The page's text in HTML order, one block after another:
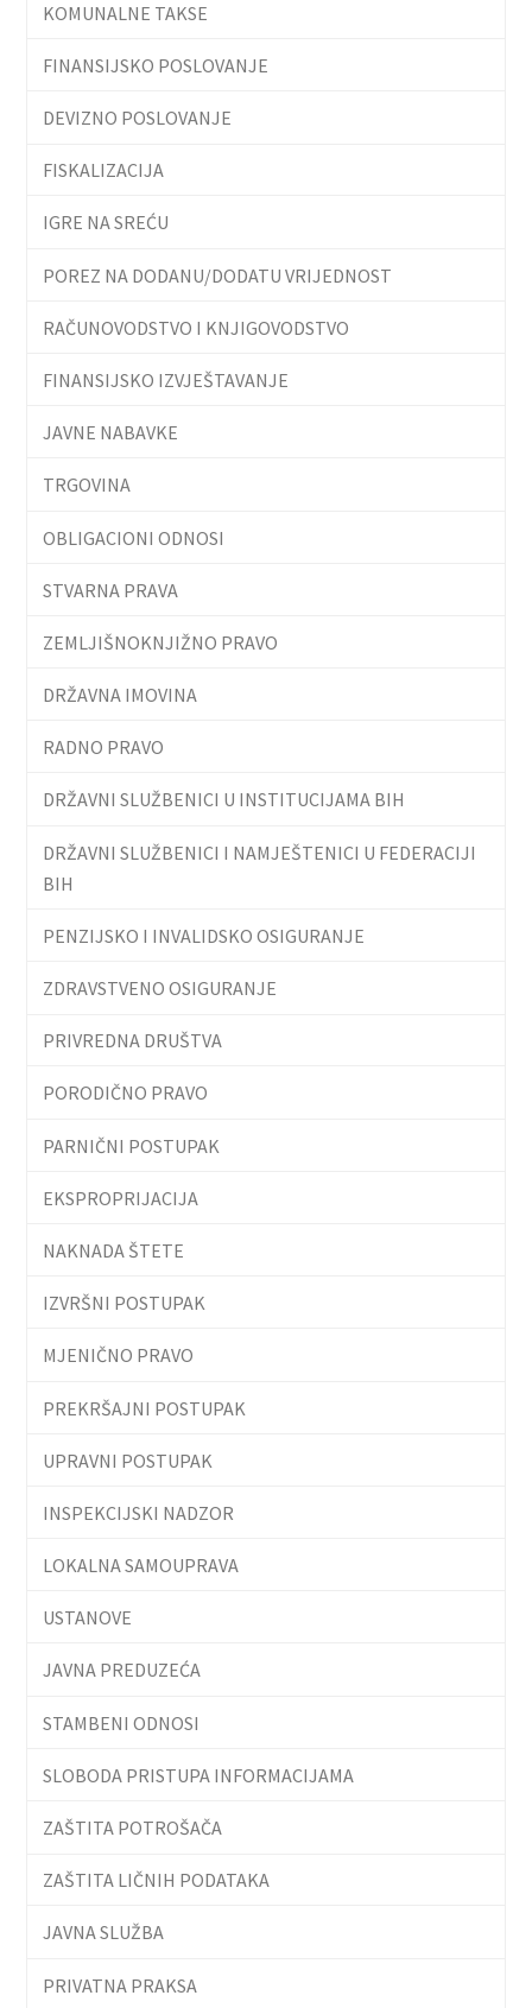
KOMUNALNE TAKSE
FINANSIJSKO POSLOVANJE
DEVIZNO POSLOVANJE
FISKALIZACIJA
IGRE NA SREĆU
POREZ NA DODANU/DODATU VRIJEDNOST
RAČUNOVODSTVO I KNJIGOVODSTVO
FINANSIJSKO IZVJEŠTAVANJE
JAVNE NABAVKE
TRGOVINA
OBLIGACIONI ODNOSI
STVARNA PRAVA
ZEMLJIŠNOKNJIŽNO PRAVO
DRŽAVNA IMOVINA
RADNO PRAVO
DRŽAVNI SLUŽBENICI U INSTITUCIJAMA BIH
DRŽAVNI SLUŽBENICI I NAMJEŠTENICI U FEDERACIJI
BIH
PENZIJSKO I INVALIDSKO OSIGURANJE
ZDRAVSTVENO OSIGURANJE
PRIVREDNA DRUŠTVA
PORODIČNO PRAVO
PARNIČNI POSTUPAK
EKSPROPRIJACIJA
NAKNADA ŠTETE
IZVRŠNI POSTUPAK
MJENIČNO PRAVO
PREKRŠAJNI POSTUPAK
UPRAVNI POSTUPAK
INSPEKCIJSKI NADZOR
LOKALNA SAMOUPRAVA
USTANOVE
JAVNA PREDUZEĆA
STAMBENI ODNOSI
SLOBODA PRISTUPA INFORMACIJAMA
ZAŠTITA POTROŠAČA
ZAŠTITA LIČNIH PODATAKA
JAVNA SLUŽBA
PRIVATNA PRAKSA